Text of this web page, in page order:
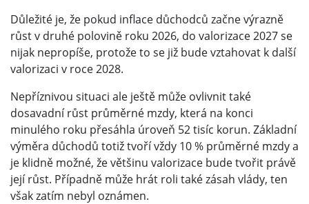
Důležité je, že pokud inflace důchodců začne výrazně
růst v druhé polovině roku 2026, do valorizace 2027 se
nijak nepropíše, protože to se již bude vztahovat k další
valorizaci v roce 2028.
Nepříznivou situaci ale ještě může ovlivnit také
dosavadní růst průměrné mzdy, která na konci
minulého roku přesáhla úroveň 52 tisíc korun. Základní
výměra důchodů totiž tvoří vždy 10 % průměrné mzdy a
je klidně možné, že většinu valorizace bude tvořit právě
její růst. Případně může hrát roli také zásah vlády, ten
však zatím nebyl oznámen.